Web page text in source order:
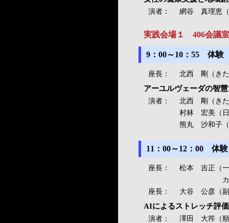
演者： 網谷 真理恵（
実践会場１ 406会議
9：00～10：55 体験
座長： 北西 剛（き
アーユルヴェーダの智
演者：
北西 剛（き
村林 宏美（
熊丸 沙和子
11：00～12：00 体
座長：
松本 吉正（一
カイロプ
座長：
大谷 公彦（副
AIによるストレッチ評
演者：
澤田 大筰（